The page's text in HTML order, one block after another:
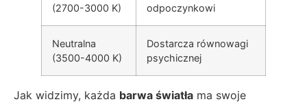
(2700-3000 K)
odpoczynkowi
Neutralna
(3500-4000 K)
Dostarcza równowagi
psychicznej
Jak widzimy, każda barwa światła ma swoje